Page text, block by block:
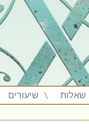
שאלות שיעורים